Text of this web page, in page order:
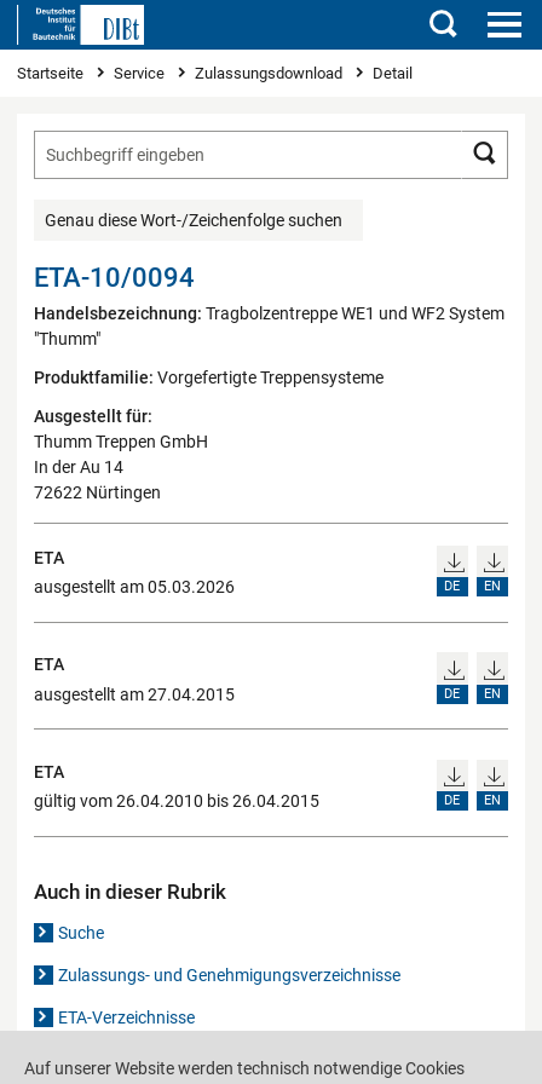
Suchen
Sie sind hier
Startseite Service Zulassungsdownload Detail
Genau diese Wort-/Zeichenfolge suchen
ETA-10/0094
Handelsbezeichnung: Tragbolzentreppe WE1 und WF2 System
"Thumm"
Produktfamilie: Vorgefertigte Treppensysteme
Ausgestellt für:
Thumm Treppen GmbH
In der Au 14
72622 Nürtingen
ETA
ausgestellt am 05.03.2026
DE EN
ETA
ausgestellt am 27.04.2015
DE EN
ETA
gültig vom 26.04.2010 bis 26.04.2015
DE EN
Auch in dieser Rubrik
Suche
Zulassungs- und Genehmigungsverzeichnisse
ETA-Verzeichnisse
Gutachten-Verzeichnis
Auf unserer Website werden technisch notwendige Cookies